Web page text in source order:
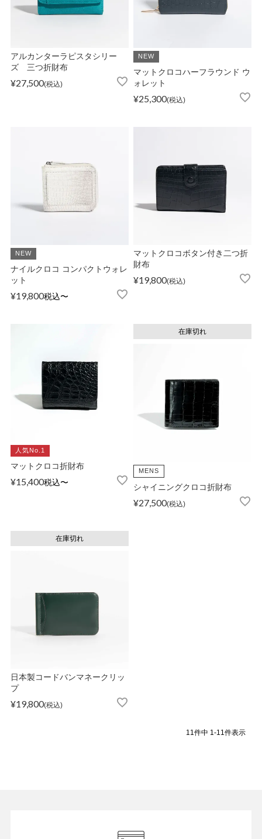
員登録
定商取引法に基づく表示
人情報の取り扱い
問い合わせ
アルカンターラピスタシリー
ズ 三つ折財布
¥27,500 税込
NEW
マットクロコハーフラウンド ウ
ォレット
¥25,300 税込
NEW
ナイルクロコ コンパクトウォレ
ット
¥19,800税込〜
マットクロコボタン付き二つ折
財布
¥19,800 税込
人気No.1
マットクロコ折財布
¥15,400税込〜
MENS
シャイニングクロコ折財布
¥27,500 税込
在庫切れ
日本製コードバンマネークリッ
プ
¥19,800 税込
在庫切れ
11件中 1-11件表示